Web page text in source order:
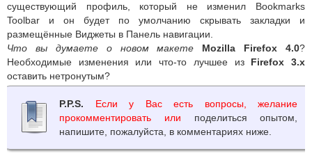
существующий профиль, который не изменил Bookmarks
Toolbar и он будет по умолчанию скрывать закладки и
размещённые Виджеты в Панель навигации.
Что вы думаете о новом макете
Mozilla Firefox 4.0?
Необходимые изменения или что-то лучшее из Firefox 3.x
оставить нетронутым?
P.P.S.
Если у Вас есть вопросы, желание
прокомментировать или поделиться опытом,
напишите, пожалуйста, в комментариях ниже.